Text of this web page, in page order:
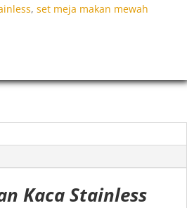
, set meja makan mewah
Kaca Stainless